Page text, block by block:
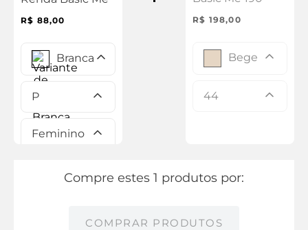
R$ 88,00
Branca
P
Feminino
R$ 198,00
Bege
44
Compre estes 1 produtos por:
COMPRAR PRODUTOS